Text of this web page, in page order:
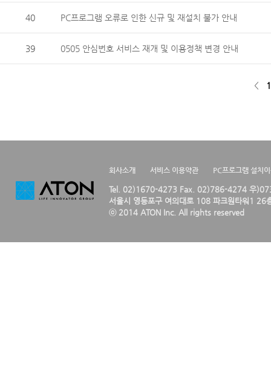
40 PC프로그램 오류로 인한 신규 및 재설치 불가 안내
39 0505 안심번호 서비스 재개 및 이용정책 변경 안내
< 1
회사소개 서비스 이용약관 PC프로그램 설치
Tel. 02)1670-4273 Fax. 02)786-4274 우
서울시 영등포구 여의대로 108 파크원타워1 26
ⓒ 2014 ATON Inc. All rights reserved